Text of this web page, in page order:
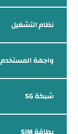
نظام التشغيل
واجهة المستخدم
شبكة 5G